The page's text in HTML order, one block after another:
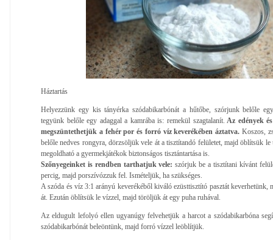
Háztartás
Helyezzünk egy kis tányérka szódabikarbónát a hűtőbe, szórjunk belőle
tegyünk belőle egy adaggal a kamrába is: remekül szagtalanít. Az edények
megszüntethetjük a fehér por és forró víz keverékében áztatva. Koszos,
belőle nedves rongyra, dörzsöljük vele át a tisztítandó felületet, majd öblítsük
megoldható a gyermekjátékok biztonságos tisztántartása is.
Szőnyegeinket is rendben tarthatjuk vele: szórjuk be a tisztítani kívánt
percig, majd porszívózzuk fel. Ismételjük, ha szükséges.
A szóda és víz 3:1 arányú keverékéből kiváló ezüsttisztító pasztát keverhetünk,
át. Ezután öblítsük le vízzel, majd töröljük át egy puha ruhával.
Az eldugult lefolyó ellen ugyanúgy felvehetjük a harcot a szódabikarbóna
szódabikarbónát beleöntünk, majd forró vízzel leöblítjük.